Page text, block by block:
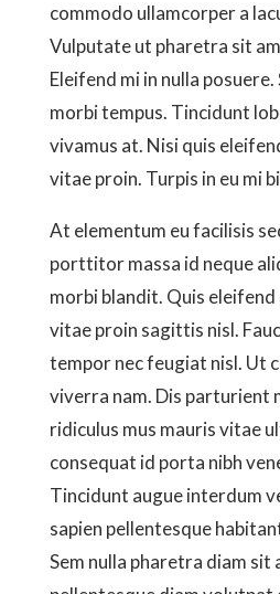
commodo ullamcorper a
Vulputate ut pharetra sit
Eleifend mi in nulla
morbi tempus. Tincidunt
vivamus at. Nisi quis
vitae proin. Turpis in eu mi
At elementum eu facilisis
porttitor massa id neque
morbi blandit. Quis
vitae proin sagittis nisl.
tempor nec feugiat nisl. Ut
viverra nam. Dis parturient
ridiculus mus mauris vitae
consequat id porta nibh
Tincidunt augue interdum
sapien pellentesque
Sem nulla pharetra diam sit